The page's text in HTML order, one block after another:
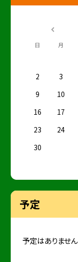
日 月
2
3
9
10
16
17
23
24
30
予定
予定はありません